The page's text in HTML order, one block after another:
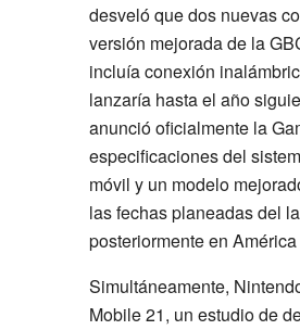
desveló que dos nuevas
versión mejorada de la
incluía conexión
lanzaría hasta el año
anunció oficialmente la
especificaciones del
móvil y un modelo
las fechas planeadas del
posteriormente en
Simultáneamente,
Mobile 21, un estudio de